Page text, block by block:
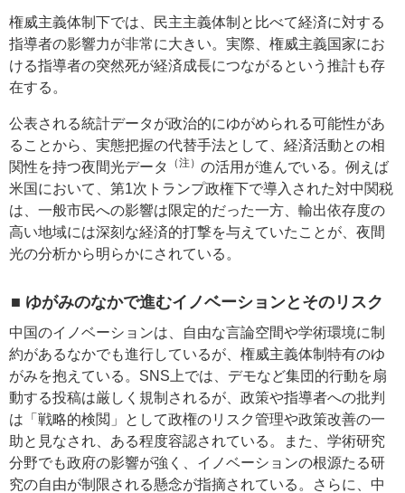
権威主義体制下では、民主主義体制と比べて経済に対する
指導者の影響力が非常に大きい。実際、権威主義国家にお
ける指導者の突然死が経済成長につながるという推計も存
在する。
公表される統計データが政治的にゆがめられる可能性があ
ることから、実態把握の代替手法として、経済活動との相
関性を持つ夜間光データ
（注） の活用が進んでいる。例えば
米国において、第1次トランプ政権下で導入された対中関税
は、一般市民への影響は限定的だった一方、輸出依存度の
高い地域には深刻な経済的打撃を与えていたことが、夜間
光の分析から明らかにされている。
■ ゆがみのなかで進むイノベーションとそのリスク
中国のイノベーションは、自由な言論空間や学術環境に制
約があるなかでも進行しているが、権威主義体制特有のゆ
がみを抱えている。SNS上では、デモなど集団的行動を扇
動する投稿は厳しく規制されるが、政策や指導者への批判
は「戦略的検閲」として政権のリスク管理や政策改善の一
助と見なされ、ある程度容認されている。また、学術研究
分野でも政府の影響が強く、イノベーションの根源たる研
究の自由が制限される懸念が指摘されている。さらに、中